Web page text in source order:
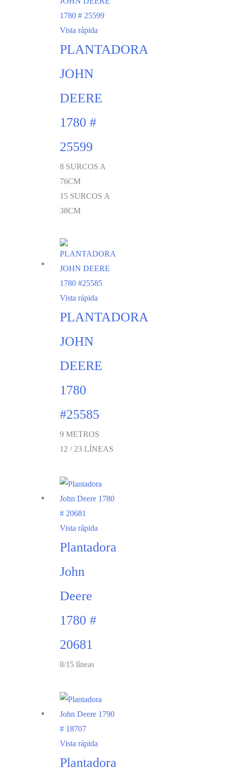
Vista rápida
PLANTADORA
JOHN
DEERE
1780 #
25599
8 SURCOS A
76CM
15 SURCOS A
38CM
Vista rápida
PLANTADORA
JOHN
DEERE
1780
#25585
9 METROS
12 / 23 LÍNEAS
Vista rápida
Plantadora
John
Deere
1780 #
20681
8/15 líneas
Vista rápida
Plantadora